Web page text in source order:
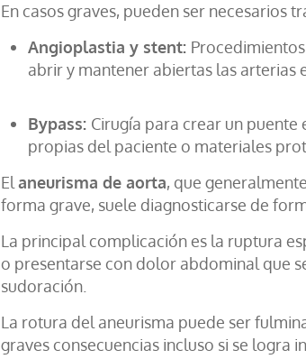
En casos graves, pueden ser necesarios
Angioplastia y stent:
abrir y mantener abiertas las arterias
Bypass: Cirugía para crear un puente
propias del paciente o materiales
El aneurisma de aorta, que
forma grave, suele diagnosticarse de
La principal complicación es la ruptura
o presentarse con dolor abdominal que
sudoración.
La rotura del aneurisma puede ser
graves consecuencias incluso si se logra